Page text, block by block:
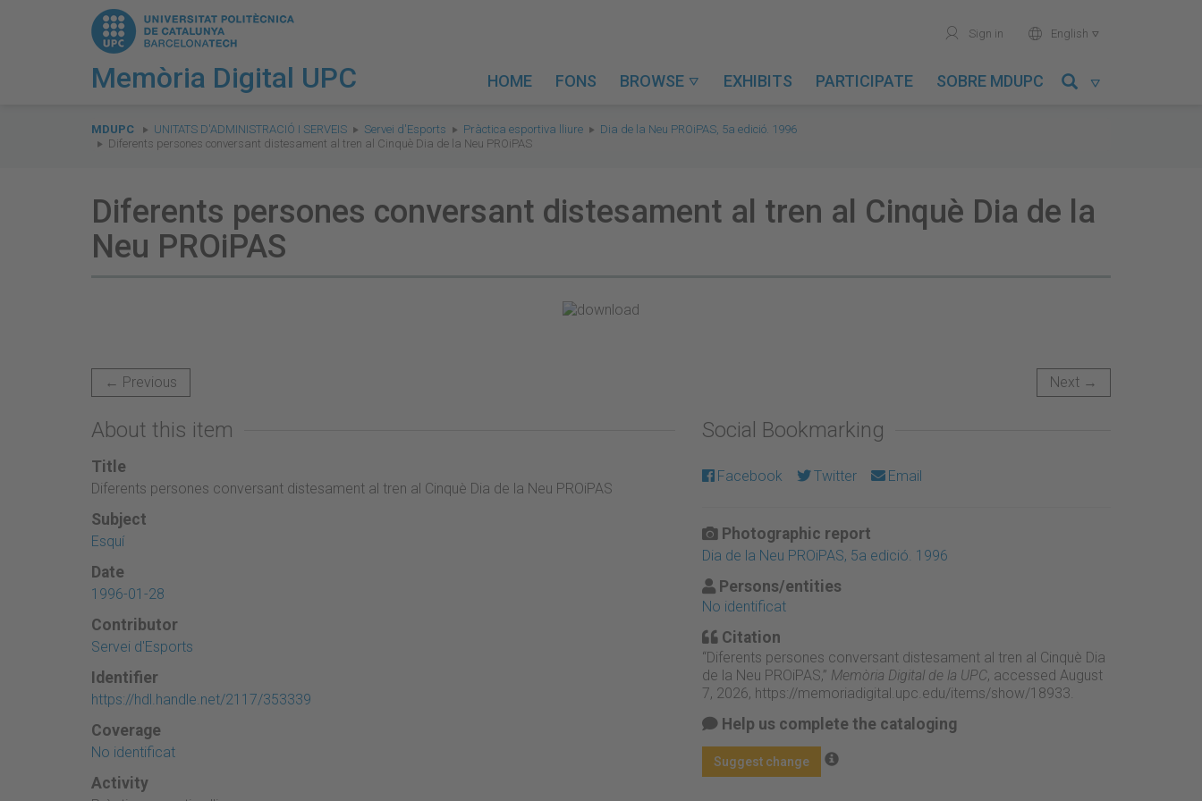
Memòria Digital UPC
user Sign in world English 
HOME FONS BROWSE  EXHIBITS PARTICIPATE SOBRE MDUPC 
are
here:
MDUPC UNITATS D'ADMINISTRACIÓ I SERVEIS Servei d'Esports Pràctica esportiva lliure
Dia de la Neu PROiPAS, 5a edició. 1996
Diferents persones conversant distesament al tren al Cinquè Dia de la Neu PROiPAS
Diferents persones conversant distesament al tren al Cinquè Dia de la
Neu PROiPAS
← Previous Next →
About this item
Title
Diferents persones conversant distesament al tren al Cinquè Dia de la Neu PROiPAS
Subject
Esquí
Date
1996-01-28
Contributor
Servei d'Esports
Identifier
https://hdl.handle.net/2117/353339
Coverage
No identificat
Activity
Social Bookmarking
Facebook Twitter Email
Photographic report
Dia de la Neu PROiPAS, 5a edició. 1996
Persons/entities
No identificat
Citation
“Diferents persones conversant distesament al tren al Cinquè Dia
de la Neu PROiPAS,” Memòria Digital de la UPC, accessed August
7, 2026, https://memoriadigital.upc.edu/items/show/18933
Help us complete the cataloging
Suggest change